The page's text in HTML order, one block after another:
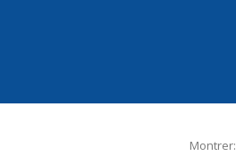
Montrer: